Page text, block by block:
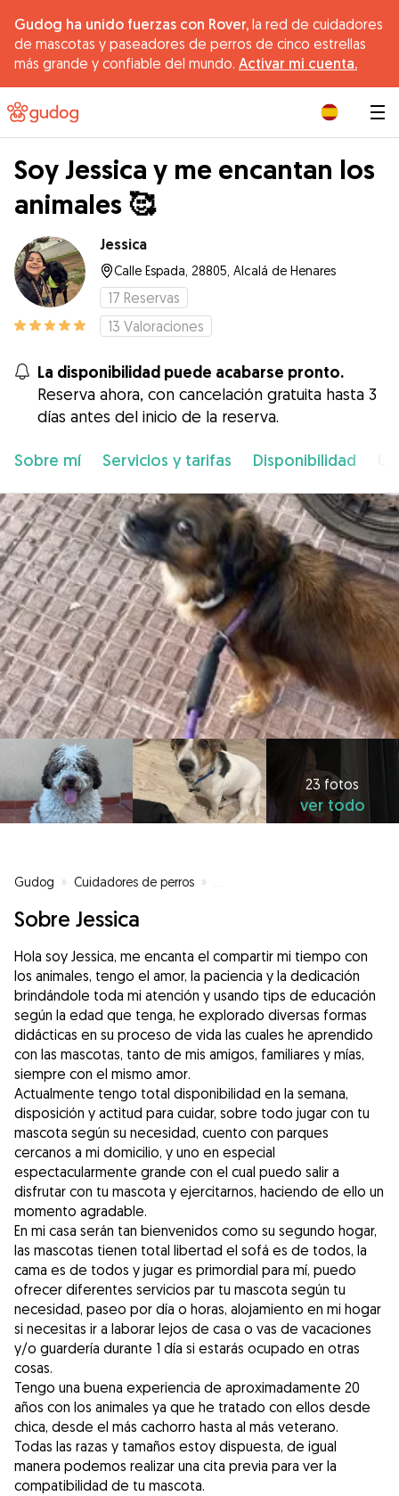
Gudog ha unido fuerzas con Rover, la red de cuidadores
de mascotas y paseadores de perros de cinco estrellas
más grande y confiable del mundo. Activar mi cuenta.
Soy Jessica y me encantan los
animales 🥰
Jessica
Calle Espada, 28805, Alcalá de Henares
17 Reservas
13 Valoraciones
La disponibilidad puede acabarse pronto.
Reserva ahora, con cancelación gratuita hasta 3
días antes del inicio de la reserva.
Sobre mí Servicios y tarifas Disponibilidad
23 fotos
ver todo
Gudog » Cuidadores de perros »
Sobre Jessica
Hola soy Jessica, me encanta el compartir mi tiempo con
los animales, tengo el amor, la paciencia y la dedicación
brindándole toda mi atención y usando tips de educación
según la edad que tenga, he explorado diversas formas
didácticas en su proceso de vida las cuales he aprendido
con las mascotas, tanto de mis amigos, familiares y mías,
siempre con el mismo amor.
Actualmente tengo total disponibilidad en la semana,
disposición y actitud para cuidar, sobre todo jugar con tu
mascota según su necesidad, cuento con parques
cercanos a mi domicilio, y uno en especial
espectacularmente grande con el cual puedo salir a
disfrutar con tu mascota y ejercitarnos, haciendo de ello un
momento agradable.
En mi casa serán tan bienvenidos como su segundo hogar,
las mascotas tienen total libertad el sofá es de todos, la
cama es de todos y jugar es primordial para mí, puedo
ofrecer diferentes servicios par tu mascota según tu
necesidad, paseo por día o horas, alojamiento en mi hogar
si necesitas ir a laborar lejos de casa o vas de vacaciones
y/o guardería durante 1 día si estarás ocupado en otras
cosas.
Tengo una buena experiencia de aproximadamente 20
años con los animales ya que he tratado con ellos desde
chica, desde el más cachorro hasta al más veterano.
Todas las razas y tamaños estoy dispuesta, de igual
manera podemos realizar una cita previa para ver la
compatibilidad de tu mascota.